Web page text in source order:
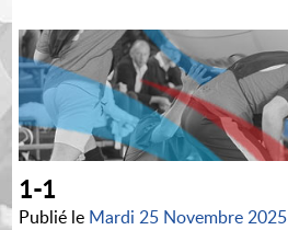
1-1
Publié le Mardi 25 Novembre 2025